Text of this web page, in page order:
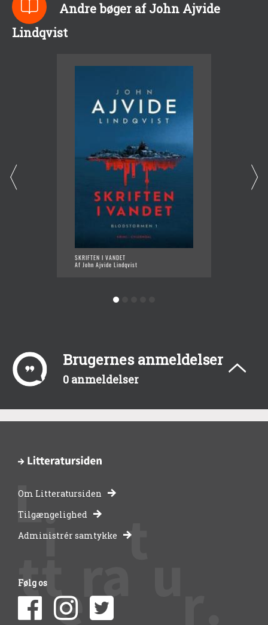
Andre bøger af John Ajvide
Lindqvist
SKRIFTEN I VANDET
Af John Ajvide Lindqvist
Brugernes anmeldelser
0 anmeldelser
-
bibliotekernes
side
om
Om Litteratursiden
Tilgængelighed
Administrér samtykke
Følg os